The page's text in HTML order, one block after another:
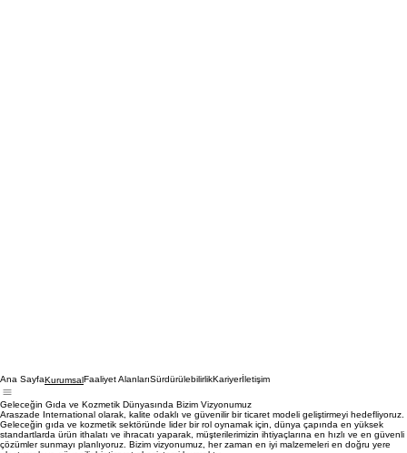
Ana Sayfa
Geleceğin Gıda ve Kozmetik Dünyasında Bizim Vizyonumuz
Araszade International olarak, kalite odaklı ve güvenilir bir ticaret modeli geliştirmeyi hedefliyoruz.
Geleceğin gıda ve kozmetik sektöründe lider bir rol oynamak için, dünya çapında en yüksek